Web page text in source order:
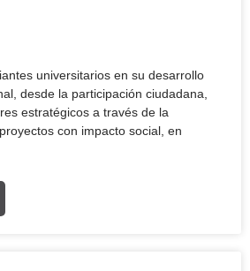
universitarios en su desarrollo
desde la participación ciudadana,
estratégicos a través de la
con impacto social, en